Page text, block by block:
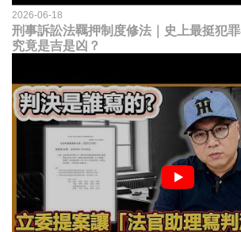
2026-06-18
刑事訴訟法羈押制度修法｜史上最挺犯
究竟是吉是凶？